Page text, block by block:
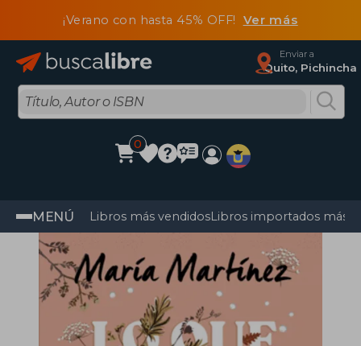
¡Verano con hasta 45% OFF! Ver más
Enviar a
Quito, Pichincha
0
MENÚ Libros más vendidosLibros importados más